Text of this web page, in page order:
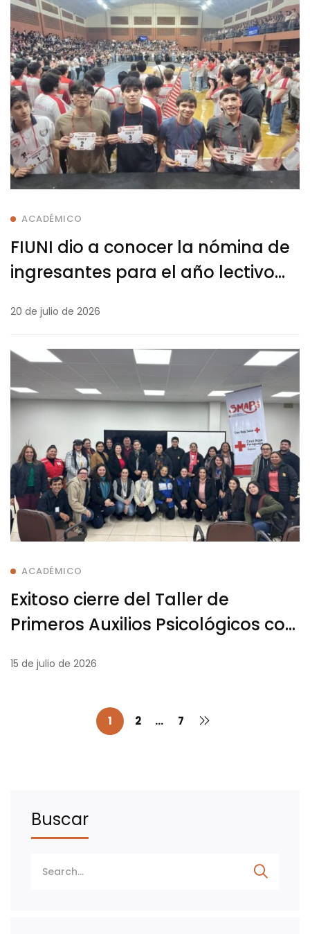
ACADÉMICO
FIUNI dio a conocer la nómina de
ingresantes para el año lectivo
20 de julio de 2026
ACADÉMICO
Exitoso cierre del Taller de
Primeros Auxilios Psicológicos con
intervención en crisis
15 de julio de 2026
1 2 … 7
Buscar